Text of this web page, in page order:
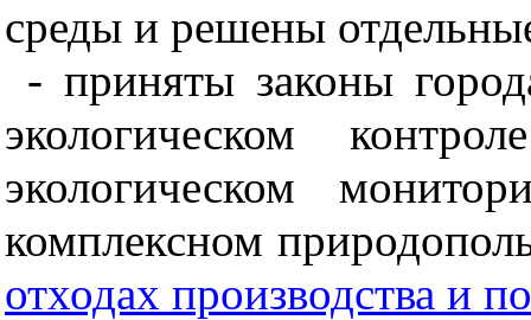
среды и решены
- приняты законы
экологическом
экологическом
комплексном
отходах производства и